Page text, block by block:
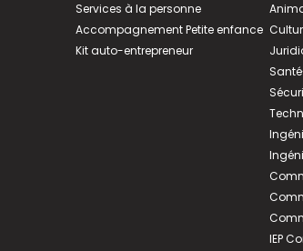
Services à la personne
Accompagnement Petite enfance
Kit auto-entrepreneur
IEP